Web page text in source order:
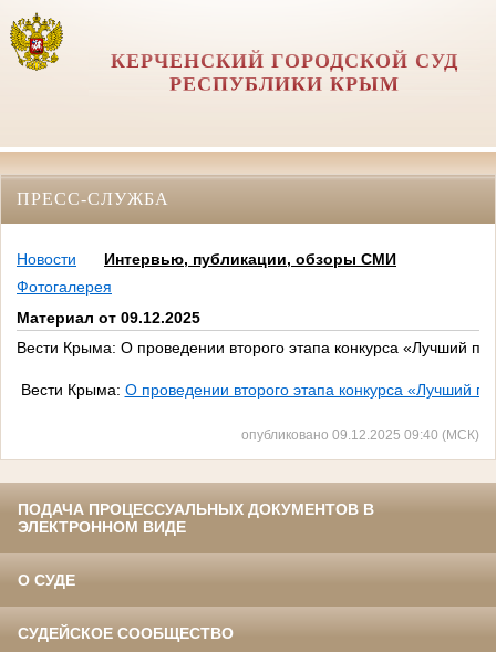
КЕРЧЕНСКИЙ ГОРОДСКОЙ СУД
РЕСПУБЛИКИ КРЫМ
ПРЕСС-СЛУЖБА
Новости
Интервью, публикации, обзоры СМИ
Фотогалерея
Материал от 09.12.2025
Вести Крыма: О проведении второго этапа конкурса «Лучший
Вести Крыма: О проведении второго этапа конкурса «Лучший
опубликовано 09.12.2025 09:40 (МСК)
ПОДАЧА ПРОЦЕССУАЛЬНЫХ ДОКУМЕНТОВ В
ЭЛЕКТРОННОМ ВИДЕ
О СУДЕ
СУДЕЙСКОЕ СООБЩЕСТВО